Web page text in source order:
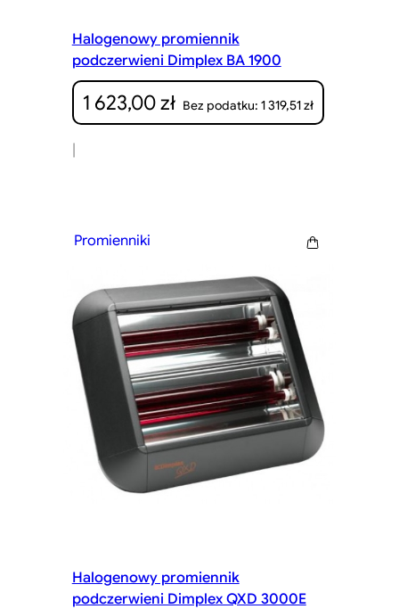
Halogenowy promiennik
podczerwieni Dimplex BA 1900
1 623,00zł Bez podatku: 1 319,51zł
|
Promienniki
Halogenowy promiennik
podczerwieni Dimplex QXD 3000E